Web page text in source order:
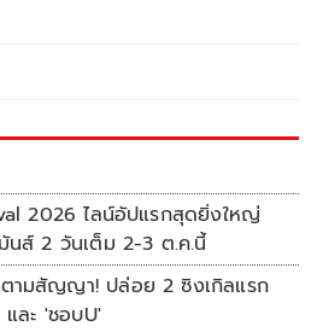
2026 ไลน์อัปแรกสุดยิ่งใหญ่
นส์ 2 วันเต็ม 2-3 ต.ค.นี้
ามสัญญา! ปล่อย 2 ซิงเกิลแรก
ละ 'ชอบU'